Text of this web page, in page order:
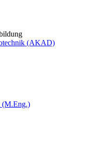
(AKAD)
(M.Eng.)